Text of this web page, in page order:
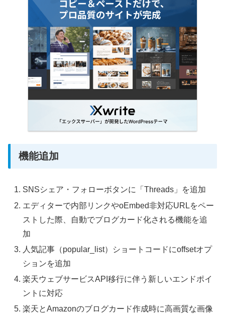
機能追加
SNSシェア・フォローボタンに「Threads」を追加
エディターで内部リンクやoEmbed非対応URLをペー
ストした際、自動でブログカード化される機能を追
加
人気記事（popular_list）ショートコードにoffsetオプ
ションを追加
楽天ウェブサービスAPI移行に伴う新しいエンドポイ
ントに対応
楽天とAmazonのブログカード作成時に高画質な画像